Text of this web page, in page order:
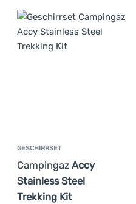
GESCHIRRSET
Campingaz Accy
Stainless Steel
Trekking Kit